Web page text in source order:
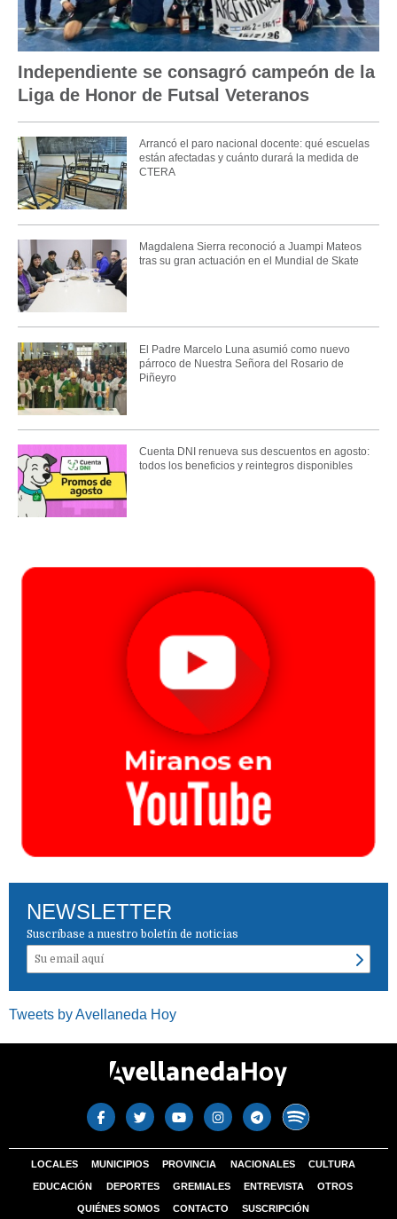
Independiente se consagró campeón de la
Liga de Honor de Futsal Veteranos
Arrancó el paro nacional docente: qué escuelas
están afectadas y cuánto durará la medida de
CTERA
Magdalena Sierra reconoció a Juampi Mateos
tras su gran actuación en el Mundial de Skate
El Padre Marcelo Luna asumió como nuevo
párroco de Nuestra Señora del Rosario de
Piñeyro
Cuenta DNI renueva sus descuentos en agosto:
todos los beneficios y reintegros disponibles
NEWSLETTER
Suscríbase a nuestro boletín de noticias
Tweets by Avellaneda Hoy
LOCALES MUNICIPIOS PROVINCIA NACIONALES CULTURA
EDUCACIÓN DEPORTES GREMIALES ENTREVISTA OTROS
QUIÉNES SOMOS CONTACTO SUSCRIPCIÓN